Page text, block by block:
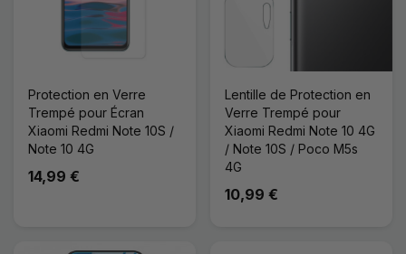
Protection en Verre
Trempé pour Écran
Xiaomi Redmi Note 10S /
Note 10 4G
14,99 €
Lentille de Protection en
Verre Trempé pour
Xiaomi Redmi Note 10 4G
/ Note 10S / Poco M5s
4G
10,99 €